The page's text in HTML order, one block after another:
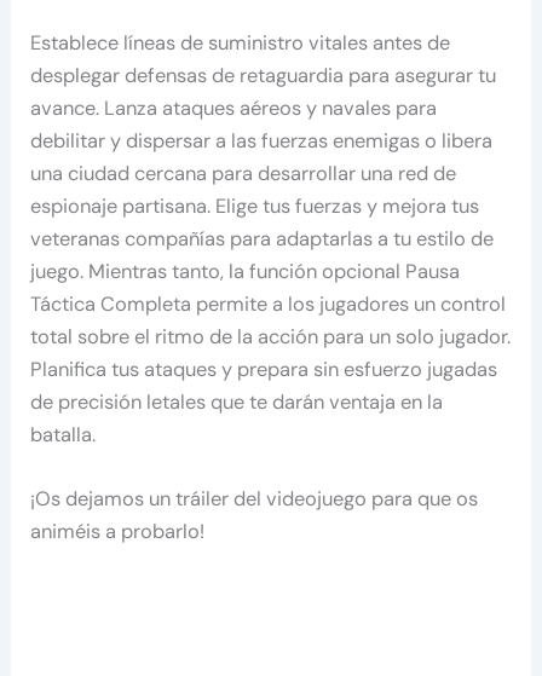
Establece líneas de suministro vitales antes de
desplegar defensas de retaguardia para asegurar tu
avance. Lanza ataques aéreos y navales para
debilitar y dispersar a las fuerzas enemigas o libera
una ciudad cercana para desarrollar una red de
espionaje partisana. Elige tus fuerzas y mejora tus
veteranas compañías para adaptarlas a tu estilo de
juego. Mientras tanto, la función opcional Pausa
Táctica Completa permite a los jugadores un control
total sobre el ritmo de la acción para un solo jugador.
Planifica tus ataques y prepara sin esfuerzo jugadas
de precisión letales que te darán ventaja en la
batalla.
¡Os dejamos un tráiler del videojuego para que os
animéis a probarlo!